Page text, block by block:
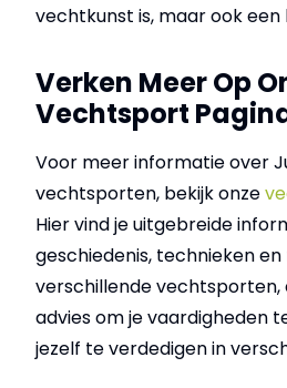
vechtkunst is, maar ook een
Verken Meer Op
Vechtsport
Voor meer informatie over
vechtsporten, bekijk onze
Hier vind je uitgebreide
geschiedenis, technieken
verschillende vechtsporten,
advies om je vaardigheden
jezelf te verdedigen in